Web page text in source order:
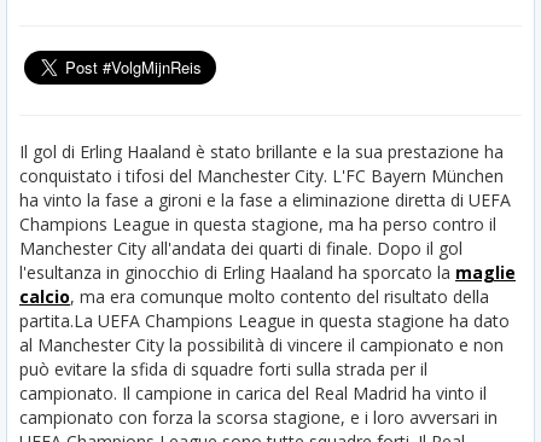
Il gol di Erling Haaland è stato brillante e la sua prestazione ha
conquistato i tifosi del Manchester City. L'FC Bayern München
ha vinto la fase a gironi e la fase a eliminazione diretta di UEFA
Champions League in questa stagione, ma ha perso contro il
Manchester City all'andata dei quarti di finale. Dopo il gol
l'esultanza in ginocchio di Erling Haaland ha sporcato la maglie
calcio, ma era comunque molto contento del risultato della
partita.La UEFA Champions League in questa stagione ha dato
al Manchester City la possibilità di vincere il campionato e non
può evitare la sfida di squadre forti sulla strada per il
campionato. Il campione in carica del Real Madrid ha vinto il
campionato con forza la scorsa stagione, e i loro avversari in